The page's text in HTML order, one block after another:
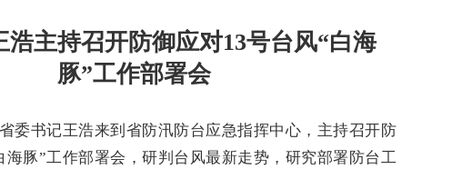
浩主持召开防御应对13号台风“白海
豚”工作部署会
委书记王浩来到省防汛防台应急指挥中心，主持召开防
海豚”工作部署会，研判台风最新走势，研究部署防台工